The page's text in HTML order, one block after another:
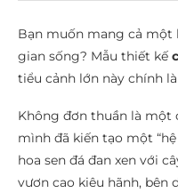
Bạn muốn mang cả một
gian sống? Mẫu thiết kế
tiểu cảnh lớn này chính
Không đơn thuần là một
mình đã kiến tạo một
hoa sen đá đan xen với
vươn cao kiêu hãnh,